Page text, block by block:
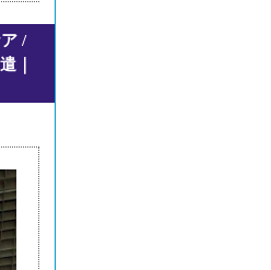
/
｜